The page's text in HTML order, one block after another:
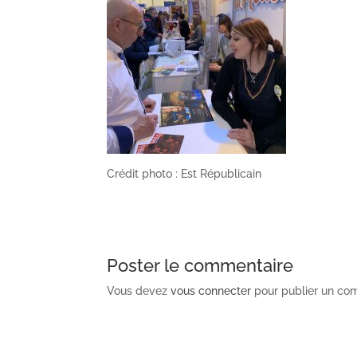
Crédit photo : Est Républicain
Poster le commentaire
Vous devezvous connecter pour publier un